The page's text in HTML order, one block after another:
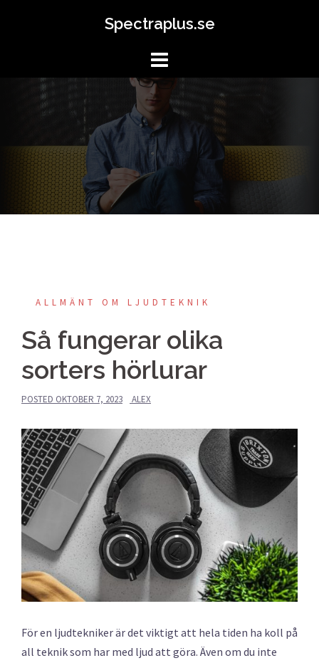
Spectraplus.se
ALLMÄNT OM LJUDTEKNIK
Så fungerar olika
sorters hörlurar
POSTED OKTOBER 7, 2023 ALEX
För en ljudtekniker är det viktigt att hela tiden ha koll på
all teknik som har med ljud att göra. Även om du inte